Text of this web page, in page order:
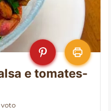
e tomates-
voto